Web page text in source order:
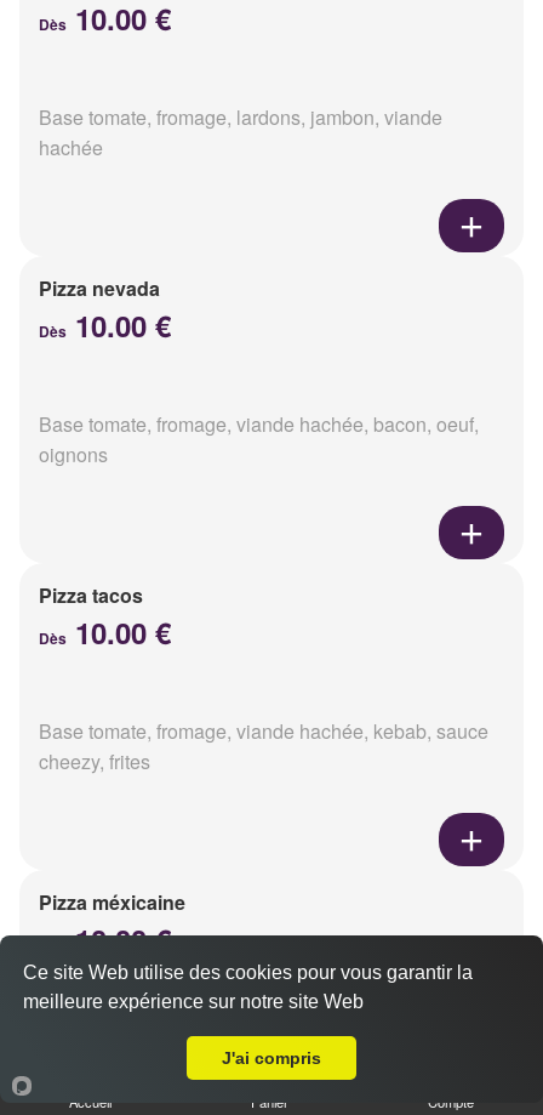
Dès 10.00 €
Base tomate, fromage, lardons, jambon, viande
hachée
Pizza nevada
Dès 10.00 €
Base tomate, fromage, viande hachée, bacon, oeuf,
oignons
Pizza tacos
Dès 10.00 €
Base tomate, fromage, viande hachée, kebab, sauce
cheezy, frites
Pizza méxicaine
10.00 €
Base sauce barbecue, fromage, viande hachée,
Accueil Panier Compte
Ce site Web utilise des cookies pour vous garantir la
meilleure expérience sur notre site Web
J'ai compris